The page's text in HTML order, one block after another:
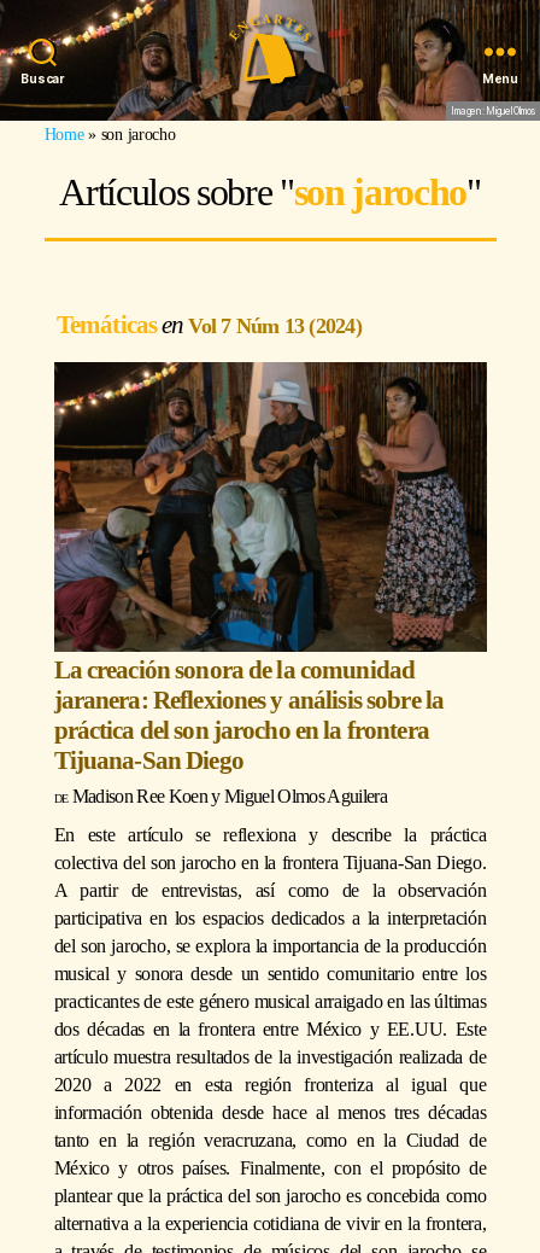
Buscar Menu
Imagen: Miguel Olmos
Home» son jarocho
Artículos sobre "son jarocho"
Temáticas Vol 7 Núm 13 (2024)
La creación sonora de la comunidad
jaranera: Reflexiones y análisis sobre la
práctica del son jarocho en la frontera
Tijuana-San Diego
Madison Ree KoenyMiguel Olmos Aguilera
En este artículo se reflexiona y describe la práctica
colectiva del son jarocho en la frontera Tijuana-San Diego.
A partir de entrevistas, así como de la observación
participativa en los espacios dedicados a la interpretación
del son jarocho, se explora la importancia de la producción
musical y sonora desde un sentido comunitario entre los
practicantes de este género musical arraigado en las últimas
dos décadas en la frontera entre México y EE.UU. Este
artículo muestra resultados de la investigación realizada de
2020 a 2022 en esta región fronteriza al igual que
información obtenida desde hace al menos tres décadas
tanto en la región veracruzana, como en la Ciudad de
México y otros países. Finalmente, con el propósito de
plantear que la práctica del son jarocho es concebida como
alternativa a la experiencia cotidiana de vivir en la frontera,